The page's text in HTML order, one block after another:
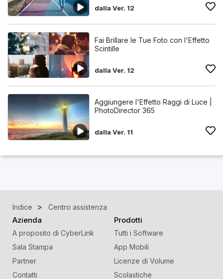
dalla Ver. 12
Fai Brillare le Tue Foto con l'Effetto
Scintille
dalla Ver. 12
Aggiungere l'Effetto Raggi di Luce |
PhotoDirector 365
dalla Ver. 11
Indice Centro assistenza
Azienda
A proposito di CyberLink
Sala Stampa
Partner
Contatti
Prodotti
Tutti i Software
App Mobili
Licenze di Volume
Scolastiche